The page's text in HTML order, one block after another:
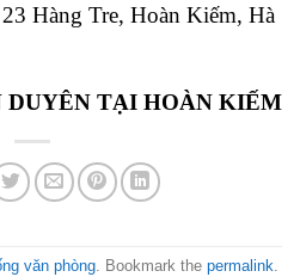
23 Hàng Tre, Hoàn Kiếm, Hà
TẠI HOÀN KIẾM
văn phòng. Bookmark the permalink.